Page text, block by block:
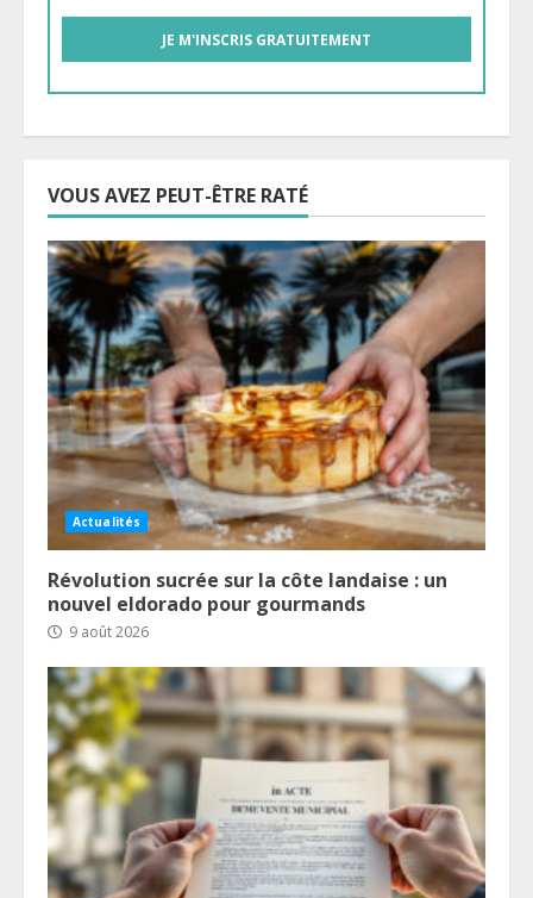
VOUS AVEZ PEUT-ÊTRE RATÉ
Actualités
Révolution sucrée sur la côte landaise : un
nouvel eldorado pour gourmands
9 août 2026